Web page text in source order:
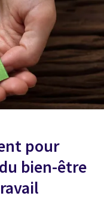
pour
bien-être